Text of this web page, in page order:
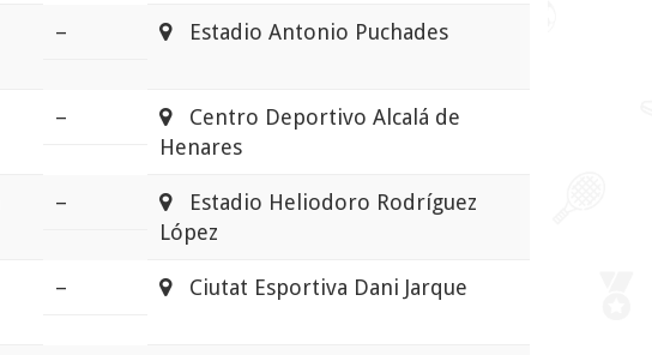
– Estadio Antonio Puchades
–
Centro Deportivo Alcalá de
Henares
–
Estadio Heliodoro Rodríguez
López
– Ciutat Esportiva Dani Jarque